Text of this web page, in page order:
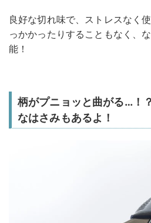
良好な切れ味で、ストレスなく
っかかったりすることもなく、
能！
柄がプニョッと曲がる…！
なはさみもあるよ！